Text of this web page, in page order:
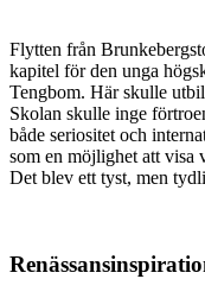
Flytten från
kapitel för den unga
Tengbom. Här skulle
Skolan skulle inge
både seriositet och
som en möjlighet att visa
Det blev ett tyst, men